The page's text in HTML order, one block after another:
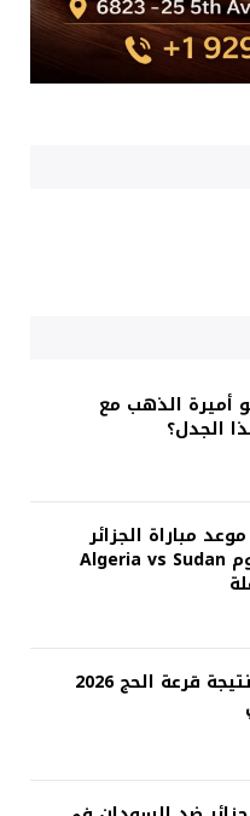
أميرة الذهب مع
الجدل؟
مباراة الجزائر
والسودان اليوم Algeria vs Sudan
الاستعلام عن نتيجة قرعة الحج 2026